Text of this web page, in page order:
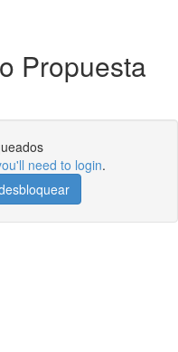
Propuesta
need to login.